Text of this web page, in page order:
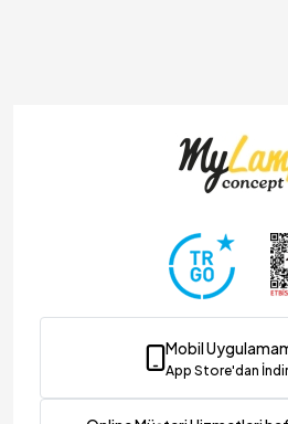
Mobil
App Store'dan